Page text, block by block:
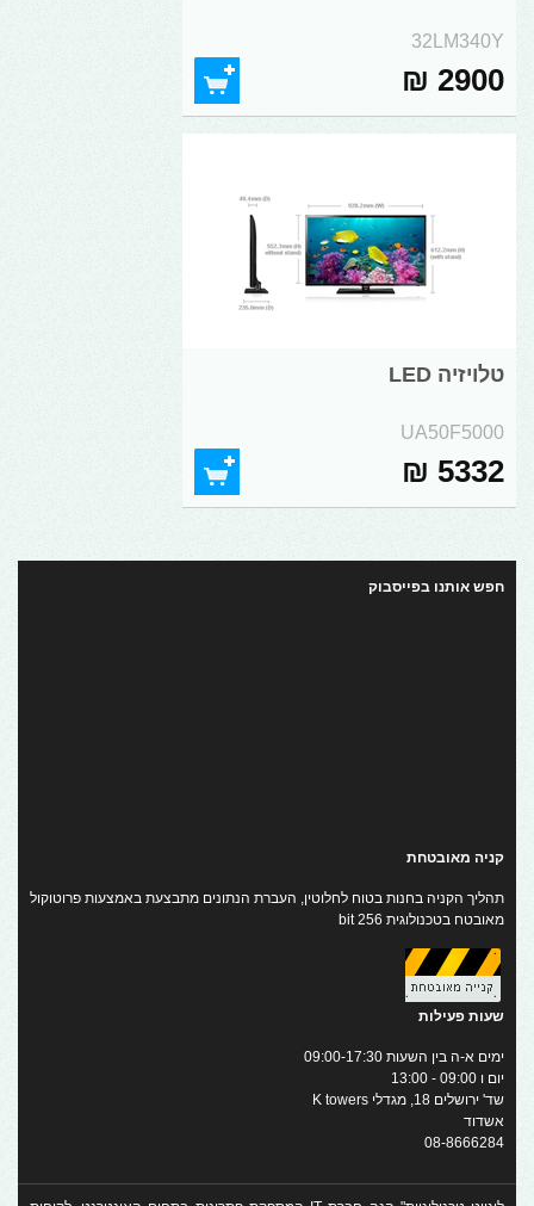
32LM340Y
2900 ₪
טלויזיה LED
UA50F5000
5332 ₪
חפש אותנו בפייסבוק
קניה מאובטחת
תהליך הקניה בחנות בטוח לחלוטין, העברת הנתונים מתבצעת באמצעות פרוטוקול
מאובטח בטכנולוגית 256 bit
שעות פעילות
ימים א-ה בין השעות 09:00-17:30
יום ו 09:00 - 13:00
שד' ירושלים 18, מגדלי K towers
אשדוד
08-8666284